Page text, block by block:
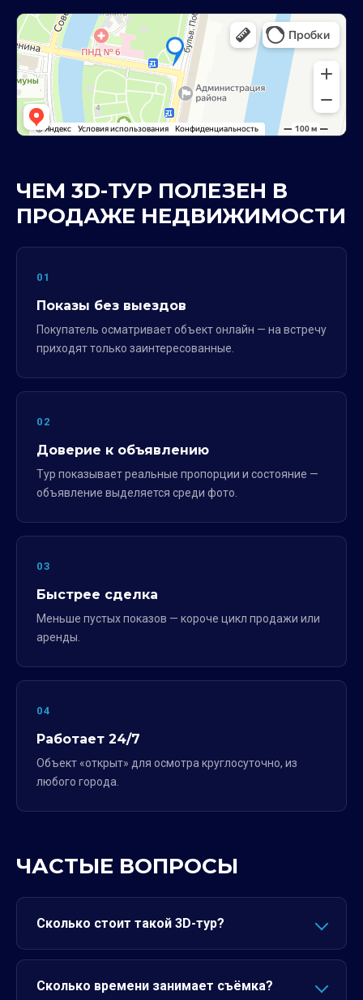
ЧЕМ 3D-ТУР ПОЛЕЗЕН В
ПРОДАЖЕ НЕДВИЖИМОСТИ
01
Показы без выездов
Покупатель осматривает объект онлайн — на встречу
приходят только заинтересованные.
02
Доверие к объявлению
Тур показывает реальные пропорции и состояние —
объявление выделяется среди фото.
03
Быстрее сделка
Меньше пустых показов — короче цикл продажи или
аренды.
04
Работает 24/7
Объект «открыт» для осмотра круглосуточно, из
любого города.
ЧАСТЫЕ ВОПРОСЫ
Сколько стоит такой 3D-тур?
Сколько времени занимает съёмка?